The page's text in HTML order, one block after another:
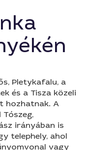
Pletykafalu, a
és a Tisza közeli
hozhatnak. A
Tószeg,
irányában is
telephely, ahol
vagy